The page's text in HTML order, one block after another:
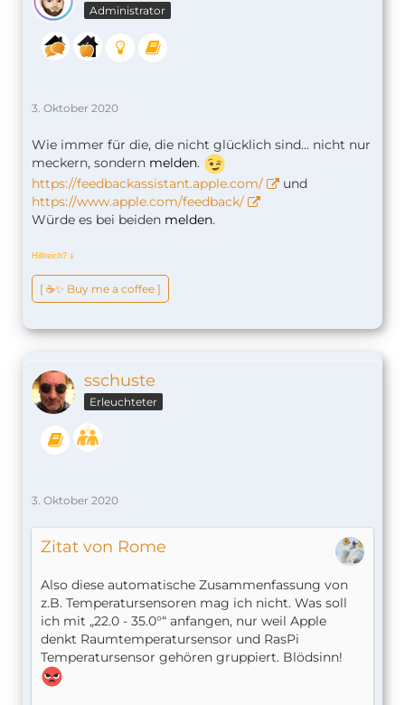
Administrator
3. Oktober 2020
Wie immer für die, die nicht glücklich sind... nicht nur
meckern, sondern melden.
https://feedbackassistant.apple.com/
und
https://www.apple.com/feedback/
Würde es bei beiden melden.
Hilfreich? ↆ
[ ☕️✨ Buy me a coffee ]
sschuste
Erleuchteter
3. Oktober 2020
Zitat von Rome
Also diese automatische Zusammenfassung von
z.B. Temperatursensoren mag ich nicht. Was soll
ich mit „22.0 - 35.0°“ anfangen, nur weil Apple
denkt Raumtemperatursensor und RasPi
Temperatursensor gehören gruppiert. Blödsinn!